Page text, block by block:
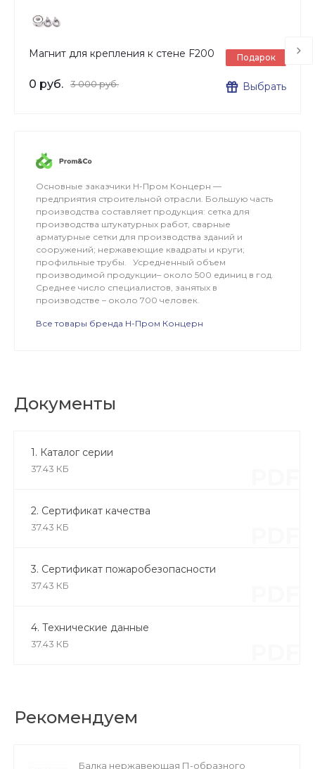
Магнит для крепления к стене F200
0 руб. 3 000 руб.
Подарок
Выбрать
Основные заказчики Н-Пром Концерн —
предприятия строительной отрасли. Большую часть
производства составляет продукция: сетка для
производства штукатурных работ, сварные
арматурные сетки для производства зданий и
сооружений; нержавеющие квадраты и круги;
профильные трубы. Усредненный объем
производимой продукции– около 500 единиц в год.
Среднее число специалистов, занятых в
производстве – около 700 человек.
Все товары бренда Н-Пром Концерн
Документы
1. Каталог серии
37.43 КБ
2. Сертификат качества
37.43 КБ
3. Сертификат пожаробезопасности
37.43 КБ
4. Технические данные
37.43 КБ
Рекомендуем
Балка нержавеющая П-образного